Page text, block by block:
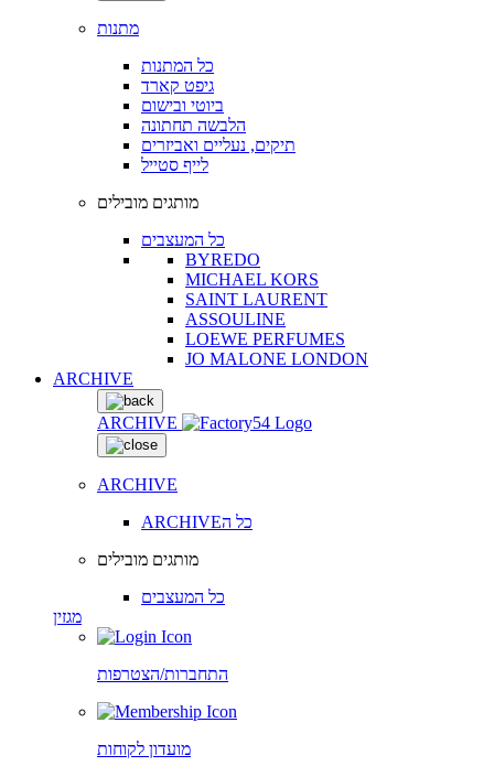
מתנות
כל המתנות
גיפט קארד
ביוטי ובישום
הלבשה תחתונה
תיקים, נעליים ואביזרים
לייף סטייל
מותגים מובילים
כל המעצבים
BYREDO
MICHAEL KORS
SAINT LAURENT
ASSOULINE
LOEWE PERFUMES
JO MALONE LONDON
ARCHIVE
ARCHIVE
ARCHIVE
ARCHIVEכל ה
מותגים מובילים
כל המעצבים
מגזין
התחברות/הצטרפות
מועדון לקוחות